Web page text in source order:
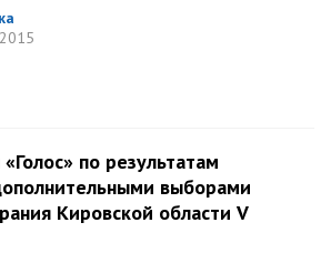
по результатам
выборами
Кировской области V